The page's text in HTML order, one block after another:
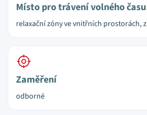
Místo pro trávení volného
relaxační zóny ve vnitřních prostorách,
Zaměření
odborné